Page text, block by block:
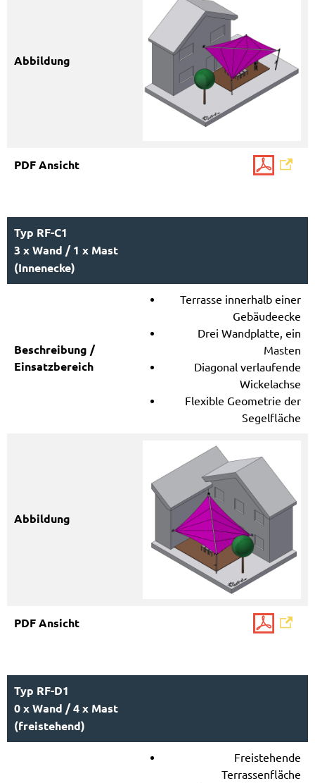
Typ RF-C1
3 x Wand / 1 x Mast
(Innenecke)
Terrasse innerhalb einer
Gebäudeecke
Drei Wandplatte, ein
Masten
Diagonal verlaufende
Wickelachse
Flexible Geometrie der
Segelfläche
Typ RF-D1
0 x Wand / 4 x Mast
(freistehend)
Freistehende
Terrassenfläche